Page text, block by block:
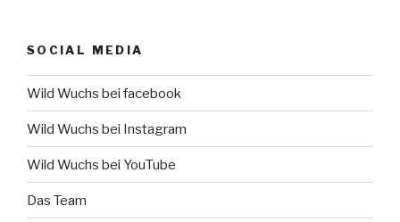
SOCIAL MEDIA
Wild Wuchs bei facebook
Wild Wuchs bei Instagram
Wild Wuchs bei YouTube
Das Team